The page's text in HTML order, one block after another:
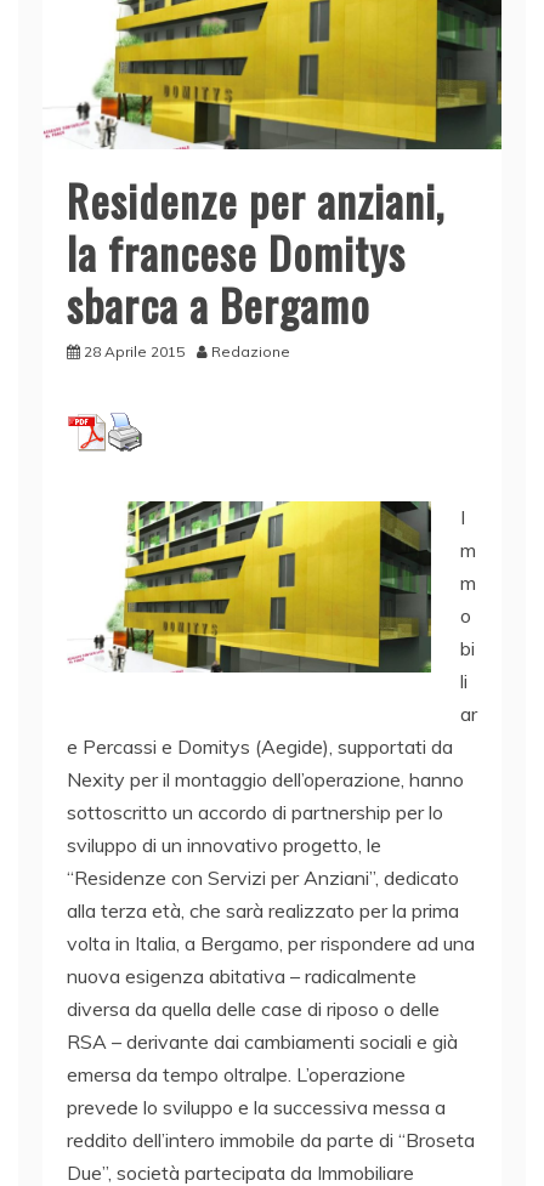
Residenze per anziani,
la francese Domitys
sbarca a Bergamo
28 Aprile 2015 Redazione
I
m
m
o
bi
li
ar
e Percassi e Domitys (Aegide), supportati da
Nexity per il montaggio dell’operazione, hanno
sottoscritto un accordo di partnership per lo
sviluppo di un innovativo progetto, le
“Residenze con Servizi per Anziani”, dedicato
alla terza età, che sarà realizzato per la prima
volta in Italia, a Bergamo, per rispondere ad una
nuova esigenza abitativa – radicalmente
diversa da quella delle case di riposo o delle
RSA – derivante dai cambiamenti sociali e già
emersa da tempo oltralpe. L’operazione
prevede lo sviluppo e la successiva messa a
reddito dell’intero immobile da parte di “Broseta
Due”, società partecipata da Immobiliare